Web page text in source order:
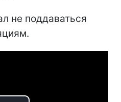
не поддаваться